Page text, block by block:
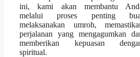
ini, kami akan membantu
melalui proses penting
melaksanakan umroh,
perjalanan yang mengagumkan
memberikan kepuasan
spiritual.